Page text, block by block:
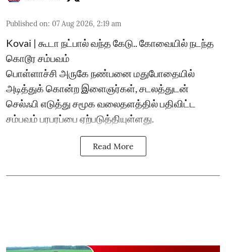
Published on: 07 Aug 2026, 2:19 am
Kovai | கூடா நட்பால் வந்த கேடு.. கோவையில் நடந்த
கொடூர சம்பவம்
பொள்ளாச்சி அருகே நண்பனை மதுபோதையில்
அடித்துக் கொன்ற இளைஞர்கள், சடலத்துடன்
செல்ஃபி எடுத்து சமூக வலைதளத்தில் பதிவிட்ட
சம்பவம் பரபரப்பை ஏற்படுத்தியுள்ளது.
Read More